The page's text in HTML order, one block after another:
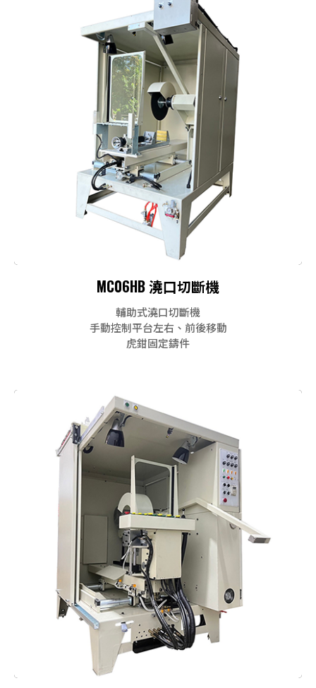
MC06HB 澆口切斷機
輔助式澆口切斷機
手動控制平台左右、前後移動
虎鉗固定鑄件